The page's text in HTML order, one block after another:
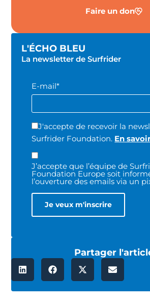
Faire un don
L'ÉCHO BLEU
La newsletter de Surfrider
E-mail*
J'accepte de recevoir la
Surfrider Foundation. En
J’accepte que l’équipe de
Foundation Europe soit
l’ouverture des emails via un
Partager